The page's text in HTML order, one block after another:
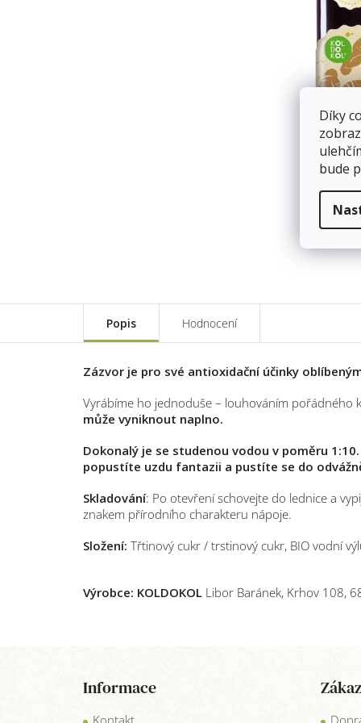
Díky
bude
Popis Hodnocení
Zázvor je pro své antioxidační účinky
Vyrábíme ho jednoduše – louhováním pořádného
může vyniknout naplno.
Dokonalý je se studenou vodou v poměru
popustíte uzdu fantazii a pustíte se do
Skladování: Po otevření schovejte do lednice a
znakem přírodního charakteru nápoje.
Složení: Třtinový cukr / trstinový cukr, BIO vodní
Výrobce: KOLDOKOL Libor Baránek, Krhov 108,
Informace
Kontakt